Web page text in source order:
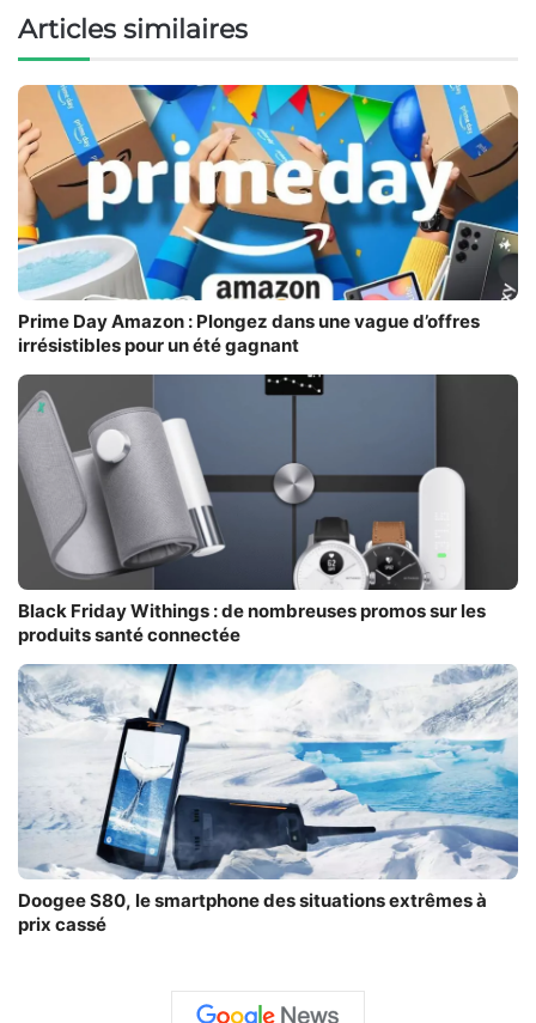
Articles similaires
Prime Day Amazon : Plongez dans une vague d’offres
irrésistibles pour un été gagnant
Black Friday Withings : de nombreuses promos sur les
produits santé connectée
Doogee S80, le smartphone des situations extrêmes à
prix cassé